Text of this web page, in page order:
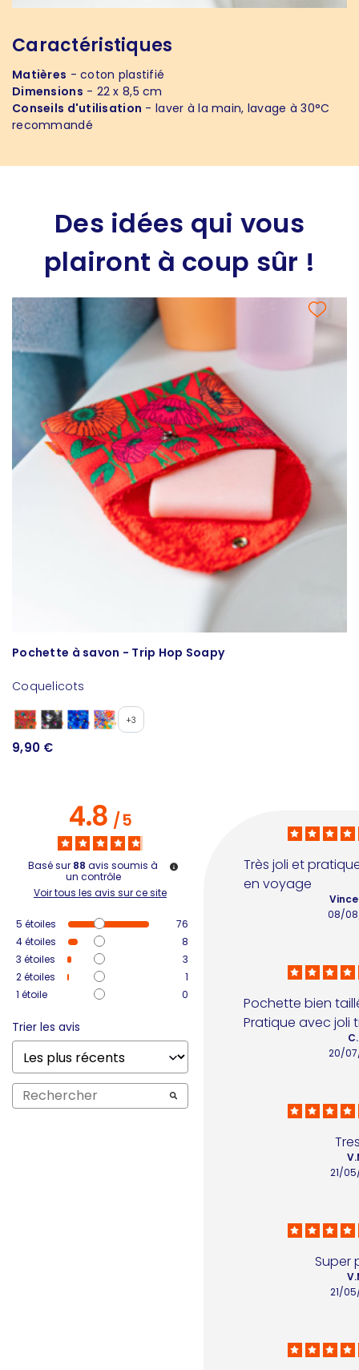
Caractéristiques
Matières - coton plastifié
Dimensions - 22 x 8,5 cm
Conseils d'utilisation - laver à la main, lavage à 30°C
recommandé
Des idées qui vous
plairont à coup sûr !
Pochette à savon - Trip Hop Soapy
Coquelicots
+3
9,90 €
4.8/5
Basé sur 88 avis soumis à
un contrôle
Voir tous les avis sur ce site
5 étoiles
76
4étoiles
8
3 étoiles
3
2étoiles
1
1 étoile 0
Trier les avis
Très joli et
en voyage
08/
Pochette bien
Pratique avec joli
20/
21/
Super
21/